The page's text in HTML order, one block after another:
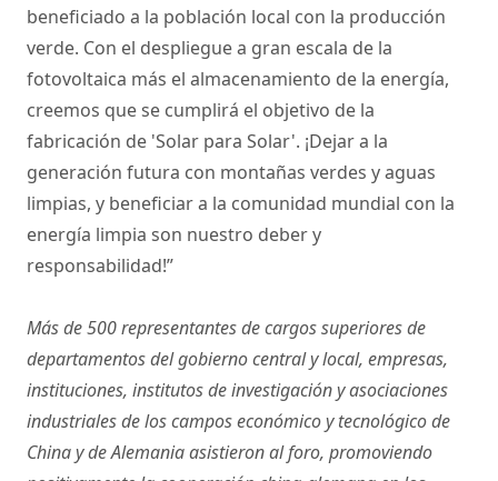
beneficiado a la población local con la producción
verde. Con el despliegue a gran escala de la
fotovoltaica más el almacenamiento de la energía,
creemos que se cumplirá el objetivo de la
fabricación de 'Solar para Solar'. ¡Dejar a la
generación futura con montañas verdes y aguas
limpias, y beneficiar a la comunidad mundial con la
energía limpia son nuestro deber y
responsabilidad!”
Más de 500 representantes de cargos superiores de
departamentos del gobierno central y local, empresas,
instituciones, institutos de investigación y asociaciones
industriales de los campos económico y tecnológico de
China y de Alemania asistieron al foro, promoviendo